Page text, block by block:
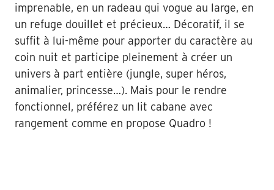
imprenable, en un radeau qui vogue au large, en
un refuge douillet et précieux… Décoratif, il se
suffit à lui-même pour apporter du caractère au
coin nuit et participe pleinement à créer un
univers à part entière (jungle, super héros,
animalier, princesse…). Mais pour le rendre
fonctionnel, préférez un lit cabane avec
rangement comme en propose Quadro !